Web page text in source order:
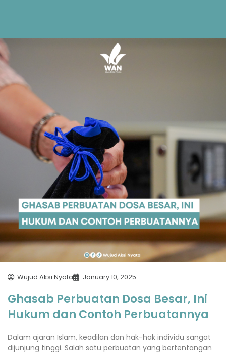
Wujud Aksi Nyata January 10, 2025
Ghasab Perbuatan Dosa Besar, Ini
Hukum dan Contoh Perbuatannya
Dalam ajaran Islam, keadilan dan hak-hak individu sangat
dijunjung tinggi. Salah satu perbuatan yang bertentangan